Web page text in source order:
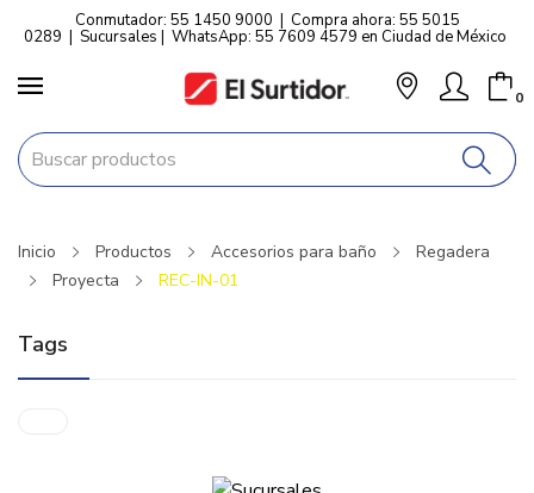
Conmutador: 55 1450 9000 | Compra ahora: 55 5015
0289 | Sucursales | WhatsApp: 55 7609 4579 en Ciudad de México
0
Inicio Productos Accesorios para baño
Regadera
Proyecta
REC-IN-01
Tags